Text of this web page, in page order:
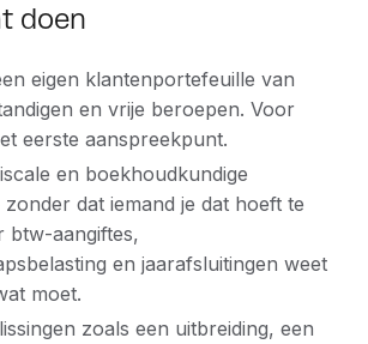
doen
eigen klantenportefeuille van
en vrije beroepen. Voor
eerste aanspreekpunt.
en boekhoudkundige
zonder dat iemand je dat hoeft te
btw-aangiftes,
en jaarafsluitingen weet
moet.
zoals een uitbreiding, een